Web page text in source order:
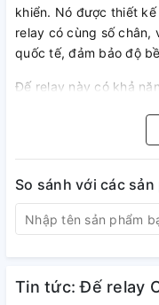
khiển. Nó được thiết
relay có cùng số chân,
quốc tế, đảm bảo độ
Đế relay này có khả
toàn cho hệ thống. Nó
độ ẩm cao, phù hợp
Với những đặc tính
dễ dàng sử dụng, Đế
trong các ứng dụng
So sánh với các
Tin tức: Đế relay